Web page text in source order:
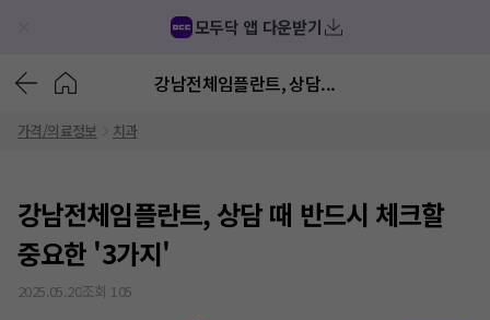
모두닥 앱 다운받기
강남전체임플란트, 상담...
가격/의료정보 치과
강남전체임플란트, 상담 때 반드시 체크할
중요한 '3가지'
2025.05.20조회 105